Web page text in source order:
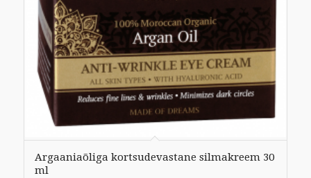
Argaaniaõliga kortsudevastane silmakreem 30
ml